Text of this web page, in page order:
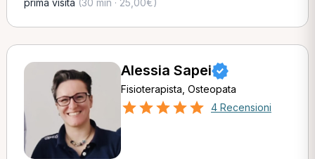
prima visita (30 min · 25,00€)
Alessia Sapei
Fisioterapista, Osteopata
4 Recensioni